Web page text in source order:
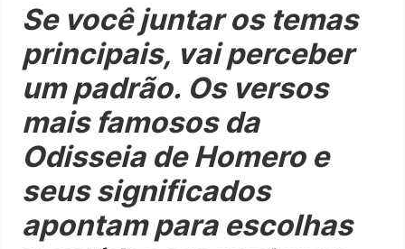
Se você juntar os temas
principais, vai perceber
um padrão. Os versos
mais famosos da
Odisseia de Homero e
seus significados
apontam para escolhas